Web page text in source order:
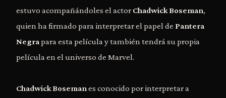
estuvo acompañándoles el actor Chadwick Boseman,
quien ha firmado para interpretar el papel de Pantera
Negra para esta película y también tendrá su propia
película en el universo de Marvel.
Chadwick Boseman es conocido por interpretar a